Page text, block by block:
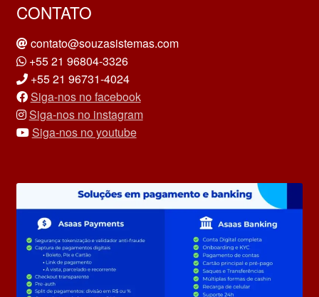
CONTATO
contato@souzasistemas.com
+55 21 96804-3326
+55 21 96731-4024
Siga-nos no facebook
Siga-nos no instagram
Siga-nos no youtube